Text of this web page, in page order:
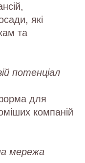
які
та
потенціал
для
компаній
мережа